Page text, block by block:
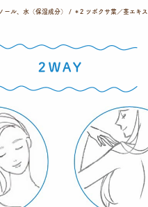
ール、水（保湿成分） / ＊2 ツボクサ葉／茎エキス